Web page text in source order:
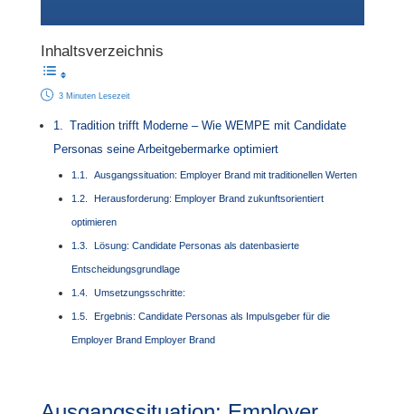
Inhaltsverzeichnis
3 Minuten Lesezeit
Tradition trifft Moderne – Wie WEMPE mit Candidate
Personas seine Arbeitgebermarke optimiert
Ausgangssituation: Employer Brand mit traditionellen Werten
Herausforderung: Employer Brand zukunftsorientiert
optimieren
Lösung: Candidate Personas als datenbasierte
Entscheidungsgrundlage
Umsetzungsschritte:
Ergebnis: Candidate Personas als Impulsgeber für die
Employer Brand Employer Brand